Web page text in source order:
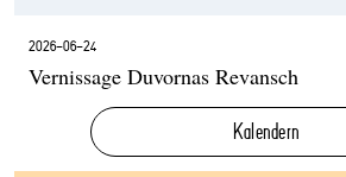
2026-06-24
Vernissage Duvornas Revansch
Kalendern